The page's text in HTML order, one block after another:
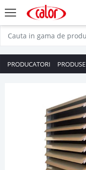
PRODUCATORI PRODUSE